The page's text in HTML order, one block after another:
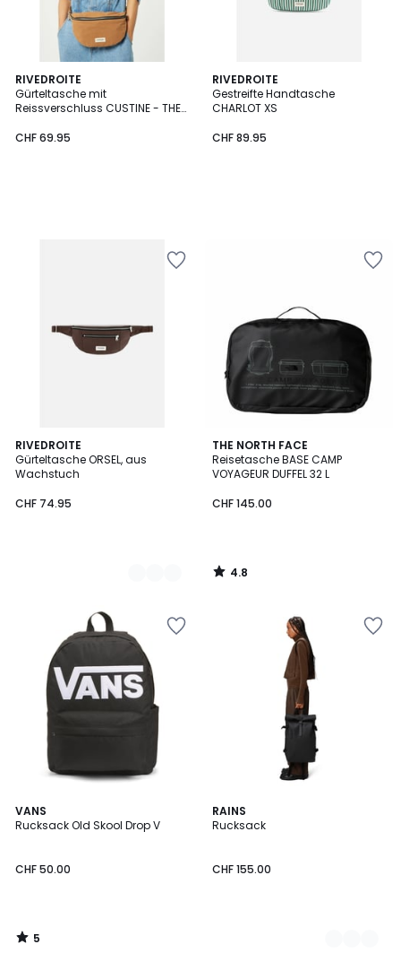
RIVEDROITE
Gürteltasche mit
Reissverschluss CUSTINE - THE
CHF 69.95
RIVEDROITE
Gestreifte Handtasche
CHARLOT XS
CHF 89.95
RIVEDROITE
Gürteltasche ORSEL, aus
Wachstuch
CHF 74.95
2
Farben
THE NORTH FACE
Reisetasche BASE CAMP
VOYAGEUR DUFFEL 32 L
CHF 145.00
4.8
/ 5
4.8
/
VANS
Rucksack Old Skool Drop V
CHF 50.00
5
/
5
/
RAINS
Rucksack
CHF 155.00
3
Farben